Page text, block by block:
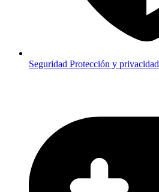
Seguridad Protección y privacidad